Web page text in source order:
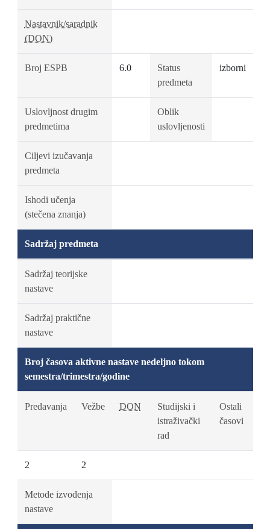
Nastavnik/saradnik
(DON)
Broj ESPB 6.0
Status
predmeta
izborni
Uslovljnost drugim
predmetima
Oblik
uslovljenosti
Ciljevi izučavanja
predmeta
Ishodi učenja
(stečena znanja)
Sadržaj predmeta
Sadržaj teorijske
nastave
Sadržaj praktične
nastave
Broj časova aktivne nastave nedeljno tokom
semestra/trimestra/godine
Predavanja Vežbe DON
Studijski i
istraživački
rad
Ostali
časovi
2 2
Metode izvođenja
nastave